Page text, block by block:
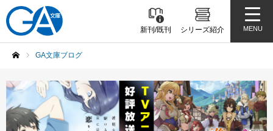
新刊/既刊 シリーズ紹介 MENU
GA文庫ブログ